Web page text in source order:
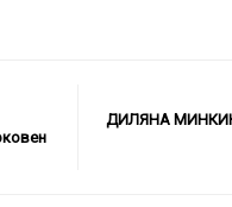
ДИЛЯНА